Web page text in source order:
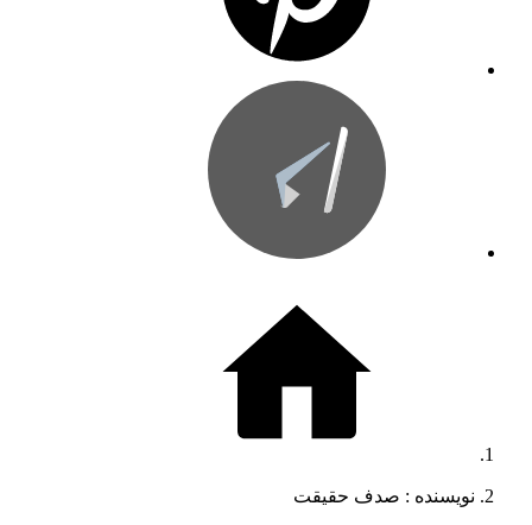
نویسنده :‌ صدف حقیقت